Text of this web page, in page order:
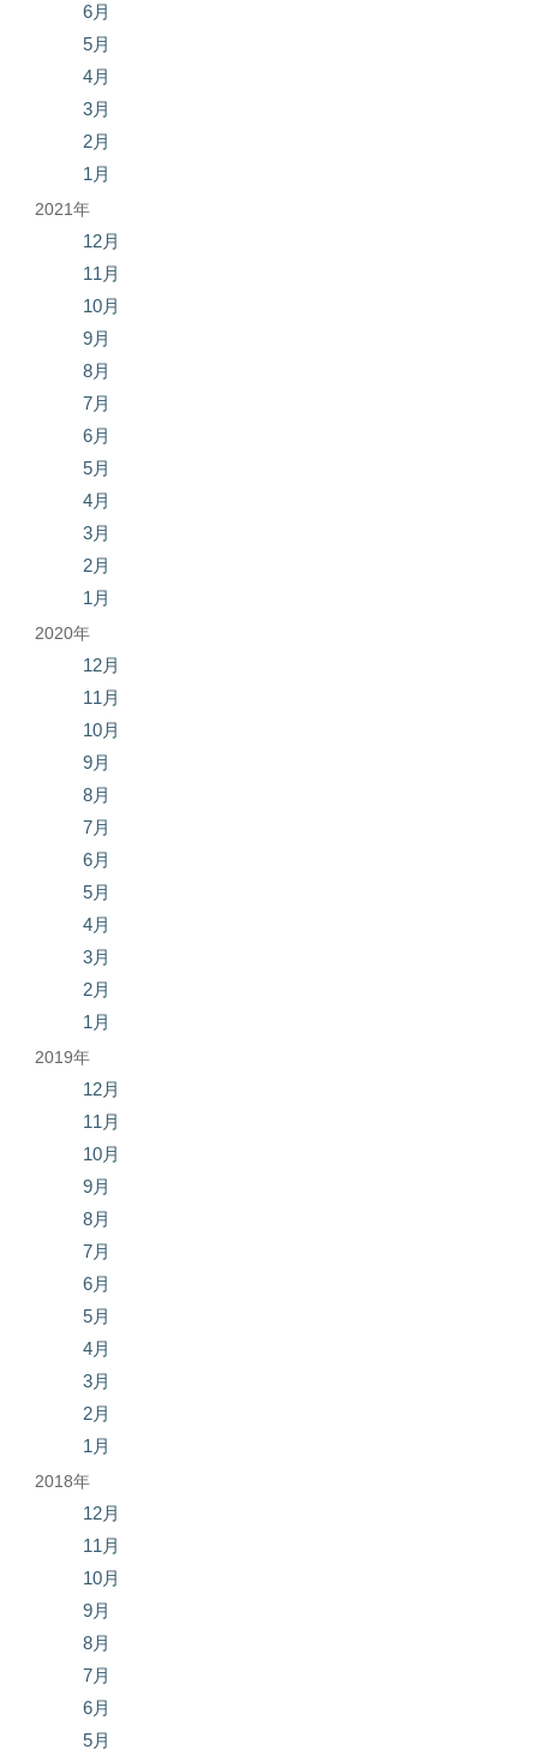
6月
5月
4月
3月
2月
1月
2021年
12月
11月
10月
9月
8月
7月
6月
5月
4月
3月
2月
1月
2020年
12月
11月
10月
9月
8月
7月
6月
5月
4月
3月
2月
1月
2019年
12月
11月
10月
9月
8月
7月
6月
5月
4月
3月
2月
1月
2018年
12月
11月
10月
9月
8月
7月
6月
5月